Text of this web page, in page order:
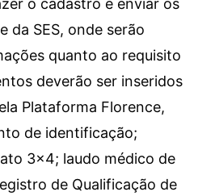
o cadastro e enviar os
da SES, onde serão
quanto ao requisito
deverão ser inseridos
Plataforma Florence,
de identificação;
3×4; laudo médico de
de Qualificação de